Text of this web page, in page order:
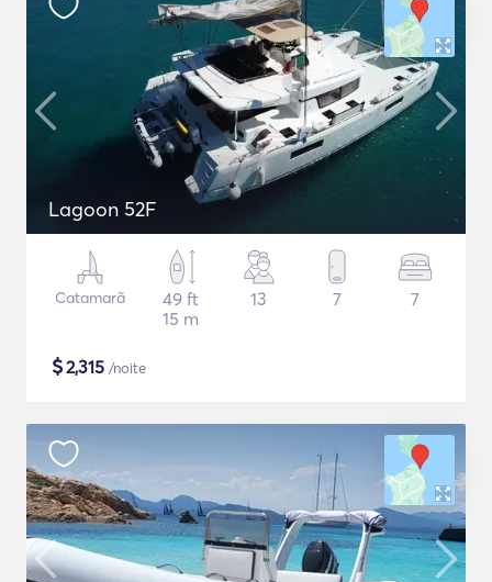
Lagoon 52F
Catamarã
49 ft
15 m
13 7 7
$2,315 /noite